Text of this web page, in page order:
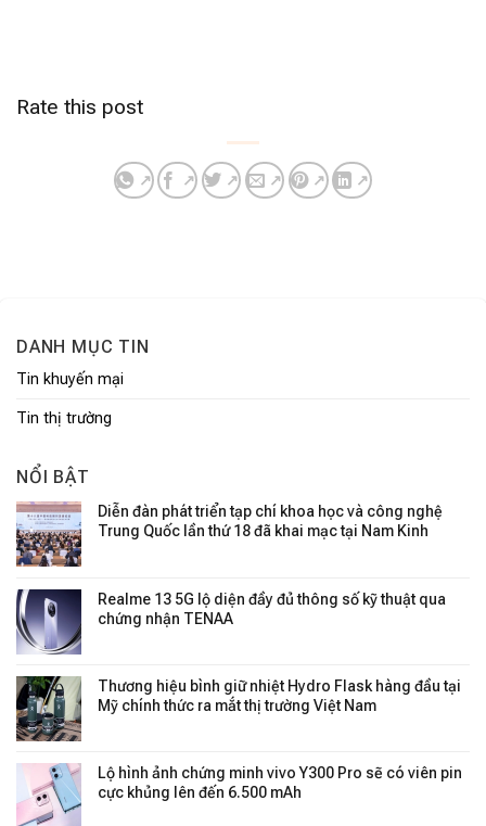
Rate this post
DANH MỤC TIN
Tin khuyến mại
Tin thị trường
NỔI BẬT
Diễn đàn phát triển tạp chí khoa học và công nghệ
Trung Quốc lần thứ 18 đã khai mạc tại Nam Kinh
Realme 13 5G lộ diện đầy đủ thông số kỹ thuật qua
chứng nhận TENAA
Thương hiệu bình giữ nhiệt Hydro Flask hàng đầu tại
Mỹ chính thức ra mắt thị trường Việt Nam
Lộ hình ảnh chứng minh vivo Y300 Pro sẽ có viên pin
cực khủng lên đến 6.500 mAh